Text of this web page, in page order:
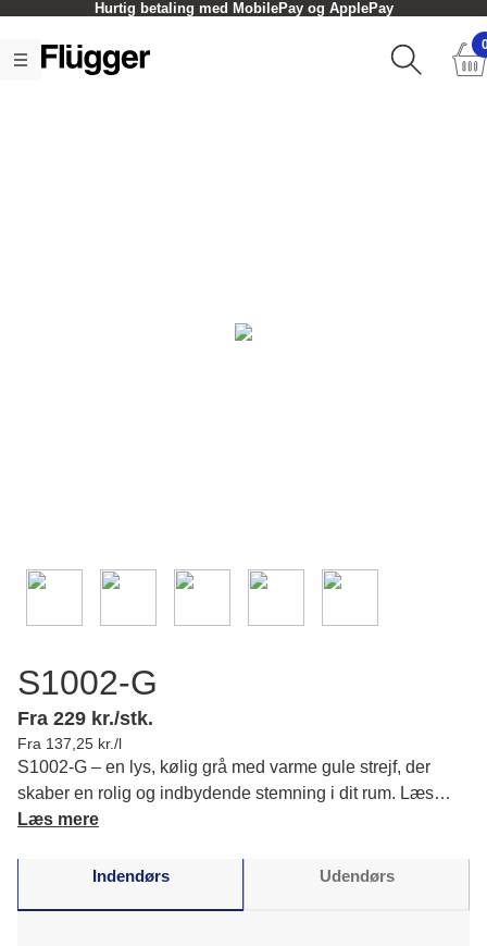
Hurtig betaling med MobilePay og ApplePay
S1002-G
Fra 229 kr./stk.
Fra 137,25 kr./l
S1002-G – en lys, kølig grå med varme gule strejf, der
skaber en rolig og indbydende stemning i dit rum. Læs
mere om farvens karakter og matchende farver.
Læs mere
Indendørs Udendørs